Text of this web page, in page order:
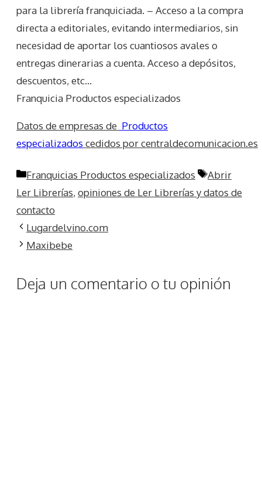
para la librería franquiciada. – Acceso a la compra
directa a editoriales, evitando intermediarios, sin
necesidad de aportar los cuantiosos avales o
entregas dinerarias a cuenta. Acceso a depósitos,
descuentos, etc…
Franquicia Productos especializados
Datos de empresas de Productos
especializados cedidos por centraldecomunicacion.es
Categorías
Franquicias Productos especializados Etiquetas
Abrir
Ler Librerías, opiniones de Ler Librerías y datos de
contacto
Lugardelvino.com
Maxibebe
Deja un comentario o tu opinión